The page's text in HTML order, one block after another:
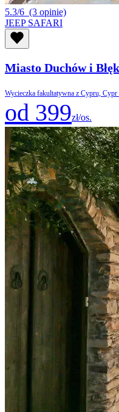
5.3/6 (3 opinie)
JEEP SAFARI
Miasto Duchów i
Wycieczka fakultatywna z Cypru, Cypr
od 399zł/os.